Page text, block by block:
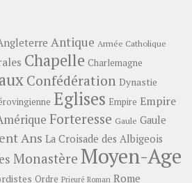
Antique Armée Catholique
Chapelle Charlemagne
Confédération Dynastie
Eglises Empire Empire
Forteresse Gaule Gaule
Ans La Croisade des Albigeois
Monastère Moyen-Age
Ordre Prieuré Roman Rome